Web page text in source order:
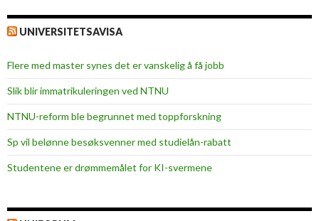
UNIVERSITETSAVISA
Flere med master synes det er vanskelig å få jobb
Slik blir immatrikuleringen ved NTNU
NTNU-reform ble begrunnet med toppforskning
Sp vil belønne besøksvenner med studielån-rabatt
Studentene er drømmemålet for KI-svermene